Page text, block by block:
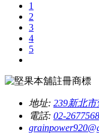
1
2
3
4
5
地址: 239新北
電話: 02-